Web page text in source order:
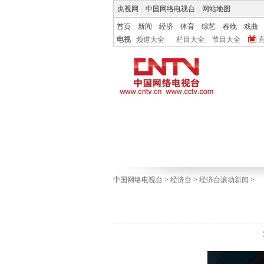
央视网 中国网络电视台 网站地图
首页 新闻 经济 体育 综艺 春晚
戏曲
电视
频道大全 栏目大全 节目大全
中国网络电视台 > 经济台 > 经济台滚动新闻 >